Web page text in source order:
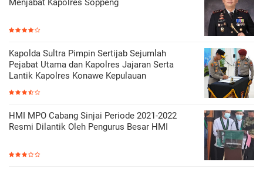
Menjabat Kapolres Soppeng
Kapolda Sultra Pimpin Sertijab Sejumlah
Pejabat Utama dan Kapolres Jajaran Serta
Lantik Kapolres Konawe Kepulauan
HMI MPO Cabang Sinjai Periode 2021-2022
Resmi Dilantik Oleh Pengurus Besar HMI